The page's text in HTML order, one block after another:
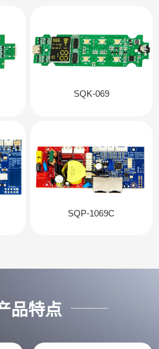
SQK-069
SQP-1069C
品特点